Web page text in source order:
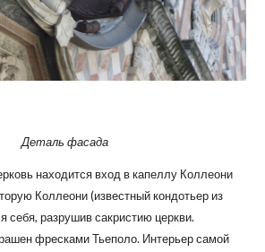
Деталь фасада
находится вход в капеллу Коллеони
Коллеони (известный кондотьер из
себя, разрушив сакристию церкви.
фресками Тьеполо. Интерьер самой